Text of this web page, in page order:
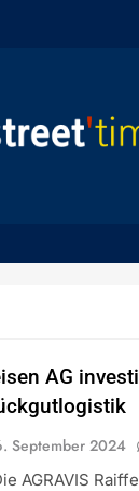
AG
September 2024
AGRAVIS